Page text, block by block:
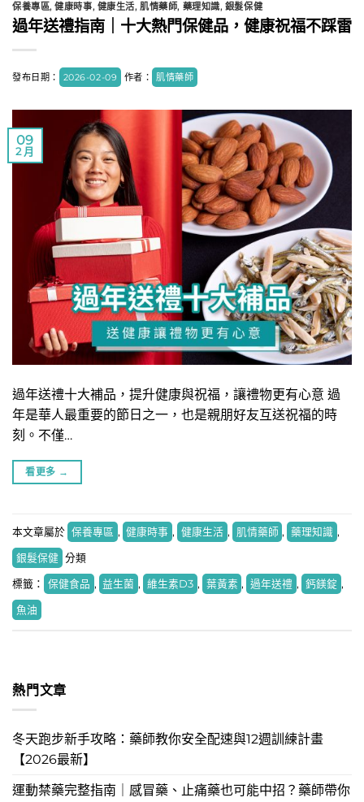
保養專區,健康時事, 健康生活,肌情藥師, 藥理知識, 銀髮保健
過年送禮指南｜十大熱門保健品，健康祝福不踩雷
發布日期： 2026-02-09 作者： 肌情藥師
09
2 月
過年送禮十大補品，提升健康與祝福，讓禮物更有心意 過
年是華人最重要的節日之一，也是親朋好友互送祝福的時
刻。不僅…
看更多 →
本文章屬於 保養專區 , 健康時事 , 健康生活 , 肌情藥師 , 藥理知識 ,
銀髮保健 分類
標籤： 保健食品 , 益生菌 , 維生素D3 , 葉黃素 , 過年送禮 , 鈣鎂錠 ,
魚油
熱門文章
冬天跑步新手攻略：藥師教你安全配速與12週訓練計畫
【2026最新】
運動禁藥完整指南｜感冒藥、止痛藥也可能中招？藥師帶你